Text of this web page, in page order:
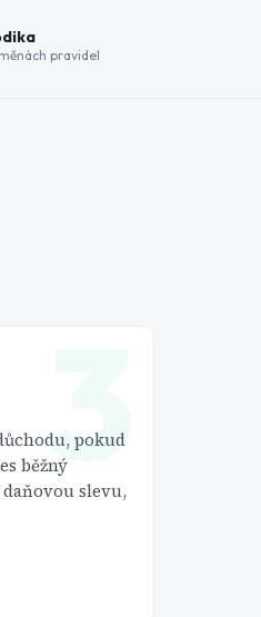
pravidel
3
pokud
běžný
slevu,